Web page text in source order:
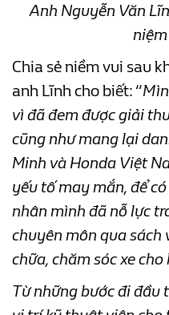
Anh Nguyễn Văn
Chia sẻ niềm vui sau
anh Lĩnh cho biết: “
vì đã đem được giải
cũng như mang lại
Minh và Honda Việt
yếu tố may mắn, để
nhân mình đã nỗ lực
chuyên môn qua sách
chữa, chăm sóc xe
Từ những bước đi đầu